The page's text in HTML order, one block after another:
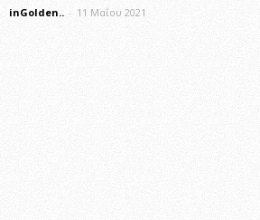
inGolden.. - 11 Μαΐου 2021